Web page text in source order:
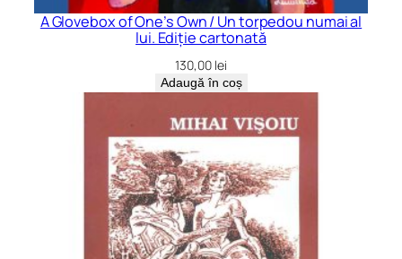
A Glovebox of One’s Own / Un torpedou numai al
lui. Ediție cartonată
130,00 lei
Adaugă în coș